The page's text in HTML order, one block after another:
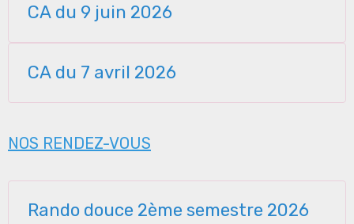
CA du 9 juin 2026
CA du 7 avril 2026
NOS RENDEZ-VOUS
Rando douce 2ème semestre 2026